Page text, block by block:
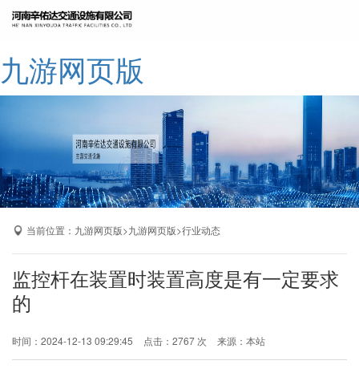
九游网页版网站九游网页版
公司简介
九游网页版
产品展示
成功案例
当前位置： 九游网页版>九游网页版>行业动态
监控杆在装置时装置高度是有一定要求
的
时间：2024-12-13 09:29:45 点击：2767 次 来源：本站